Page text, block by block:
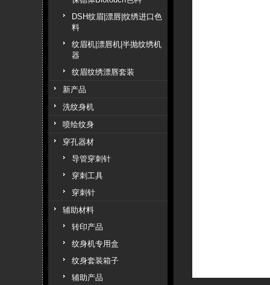
DSH纹眉|漂唇|纹绣进口色
料
纹眉机|漂唇机|半抛纹绣机
器
纹眉纹绣漂唇套装
新产品
洗纹身机
喷绘纹身
穿孔器材
导管穿刺针
穿刺工具
穿刺针
辅助材料
转印产品
纹身机专用盒
纹身套装箱子
辅助产品